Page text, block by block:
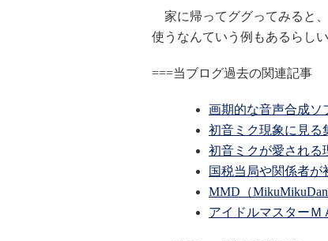
家に帰ってググってみると
使うなんていう例もあるらし
===当ブログ過去の関連記事
画期的な音声合成ソ
初音ミク現象に見る
初音ミクが愛される
国税当局や関係者
MMD（
アイドルマスターＭ